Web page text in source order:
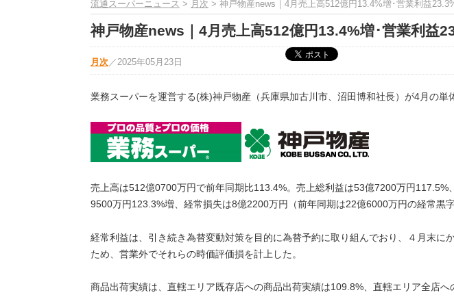
流通スーパーニュース > 月次 > 神戸物産news｜4月売上高512億円13.4%増･営業利益
神戸物産news｜4月売上高512億円13.4%増･営業利益
月次 ／ 2025年05月23日
業務スーパーを運営する(株)神戸物産（兵庫県加古川市、沼田博和社長）が4月の単
売上高は512億0700万円で前年同期比113.4%。売上総利益は53億7200万円117.5%
9500万円123.3%増、経常損失は8億2200万円（前年同期は22億6000万円の経常黒字
経常利益は、引き続き為替変動対策を目的に為替予約に取り組んでおり、４月末に
ため、営業外でそれらの時価評価損を計上した。
商品出荷実績は、直轄エリア既存店への商品出荷実績は109.8%、直轄エリア全店へ